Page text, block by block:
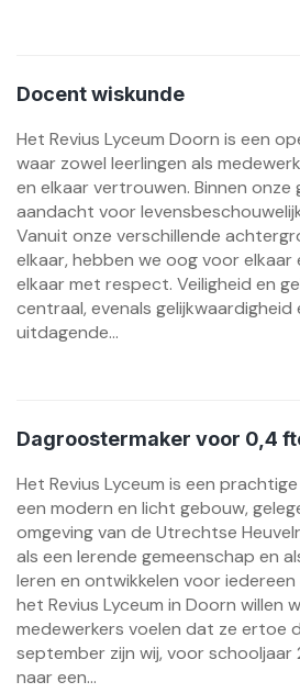
Docent wiskunde
Het Revius Lyceum Doorn is een
waar zowel leerlingen als
en elkaar vertrouwen. Binnen onze
aandacht voor
Vanuit onze verschillende
elkaar, hebben we oog voor elkaar
elkaar met respect. Veiligheid en
centraal, evenals gelijkwaardigheid
uitdagende...
Dagroostermaker voor 0,4
Het Revius Lyceum is een
een modern en licht gebouw,
omgeving van de Utrechtse
als een lerende gemeenschap en
leren en ontwikkelen voor
het Revius Lyceum in Doorn willen
medewerkers voelen dat ze ertoe
september zijn wij, voor
naar een...